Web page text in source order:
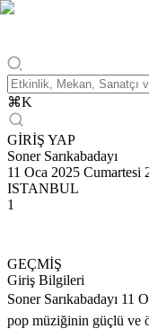
⌘K
GİRİŞ YAP
Soner Sarıkabadayı
11 Oca 2025
ISTANBUL
1
GEÇMİŞ
Giriş Bilgileri
Soner Sarıkabadayı 11
pop müziğinin güçlü ve